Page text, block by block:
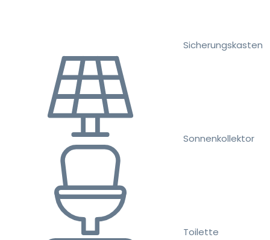
Sicherungskasten
Sonnenkollektor
Toilette